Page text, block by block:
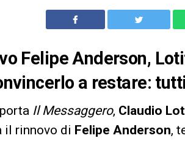
Felipe Anderson,
a restare:
Il Messaggero, Claudio
il rinnovo di Felipe Anderson,